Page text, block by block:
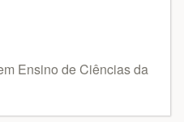
Ensino de Ciências da